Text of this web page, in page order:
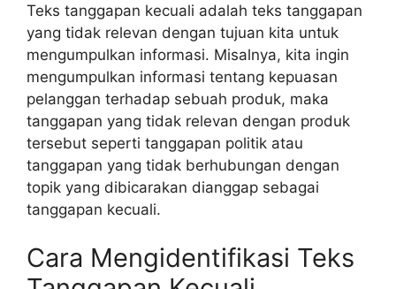
Teks tanggapan kecuali adalah teks tanggapan
yang tidak relevan dengan tujuan kita untuk
mengumpulkan informasi. Misalnya, kita ingin
mengumpulkan informasi tentang kepuasan
pelanggan terhadap sebuah produk, maka
tanggapan yang tidak relevan dengan produk
tersebut seperti tanggapan politik atau
tanggapan yang tidak berhubungan dengan
topik yang dibicarakan dianggap sebagai
tanggapan kecuali.
Cara Mengidentifikasi Teks